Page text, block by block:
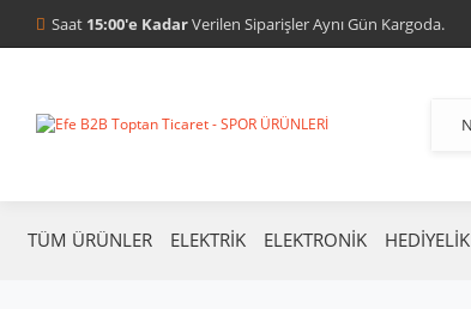
Saat 15:00'e KadarVerilen Siparişler Aynı Gün Kargoda.
TÜM ÜRÜNLER ELEKTRİK ELEKTRONİK HEDİYELİK